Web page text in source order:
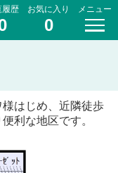
履歴 お気に入り
0
メニュー
はじめ、近隣徒歩
利な地区です。